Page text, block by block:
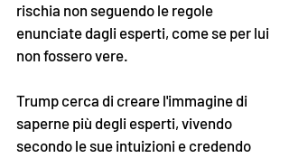
rischia non seguendo le regole
enunciate dagli esperti, come se per lui
non fossero vere.
Trump cerca di creare l'immagine di
saperne più degli esperti, vivendo
secondo le sue intuizioni e credendo